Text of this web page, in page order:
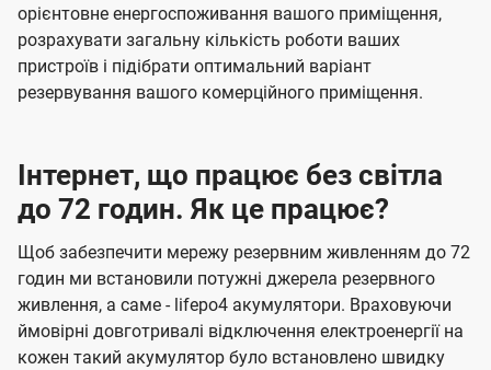
орієнтовне енергоспоживання вашого приміщення,
розрахувати загальну кількість роботи ваших
пристроїв і підібрати оптимальний варіант
резервування вашого комерційного приміщення.
Інтернет, що працює без світла
до 72 годин. Як це працює?
Щоб забезпечити мережу резервним живленням до 72
годин ми встановили потужні джерела резервного
живлення, а саме - lifepo4 акумулятори. Враховуючи
ймовірні довготривалі відключення електроенергії на
кожен такий акумулятор було встановлено швидку